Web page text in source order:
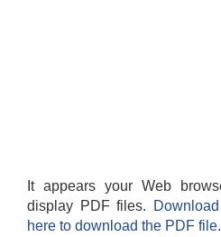
It appears your Web
display PDF files.
here to download the PDF file.